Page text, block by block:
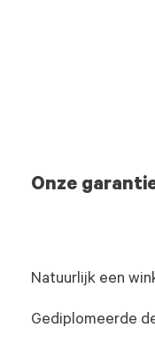
Onze
Natuurlijk een
Gediplomeerde